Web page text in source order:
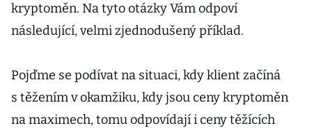
kryptoměn. Na tyto otázky Vám odpoví
následující, velmi zjednodušený příklad.
Pojďme se podívat na situaci, kdy klient začíná
s těžením v okamžiku, kdy jsou ceny kryptoměn
na maximech, tomu odpovídají i ceny těžících